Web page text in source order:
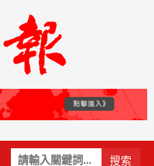
關
Primary